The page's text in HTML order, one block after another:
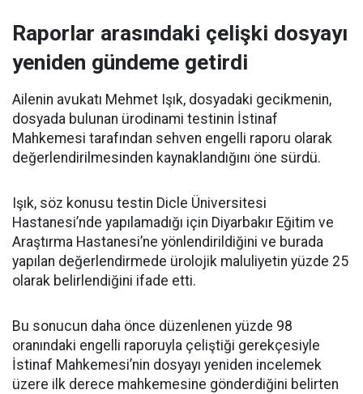
Raporlar arasındaki çelişki dosyayı
yeniden gündeme getirdi
Ailenin avukatı Mehmet Işık, dosyadaki gecikmenin,
dosyada bulunan ürodinami testinin İstinaf
Mahkemesi tarafından sehven engelli raporu olarak
değerlendirilmesinden kaynaklandığını öne sürdü.
Işık, söz konusu testin Dicle Üniversitesi
Hastanesi’nde yapılamadığı için Diyarbakır Eğitim ve
Araştırma Hastanesi’ne yönlendirildiğini ve burada
yapılan değerlendirmede ürolojik maluliyetin yüzde 25
olarak belirlendiğini ifade etti.
Bu sonucun daha önce düzenlenen yüzde 98
oranındaki engelli raporuyla çeliştiği gerekçesiyle
İstinaf Mahkemesi’nin dosyayı yeniden incelemek
üzere ilk derece mahkemesine gönderdiğini belirten